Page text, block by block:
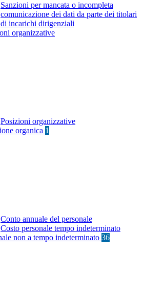
Sanzioni per mancata o incompleta
comunicazione dei dati da parte dei titolari
di incarichi dirigenziali
organizzative
Posizioni organizzative
organica 1
Conto annuale del personale
Costo personale tempo indeterminato
non a tempo indeterminato 36